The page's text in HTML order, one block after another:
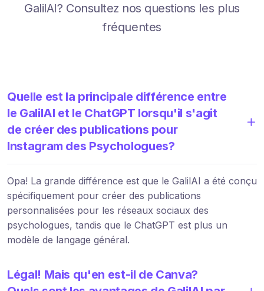
GalilAI? Consultez nos questions les plus
fréquentes
Quelle est la principale différence entre
le GalilAI et le ChatGPT lorsqu'il s'agit
de créer des publications pour
Instagram des Psychologues?
Opa! La grande différence est que le GalilAI a été conçu
spécifiquement pour créer des publications
personnalisées pour les réseaux sociaux des
psychologues, tandis que le ChatGPT est plus un
modèle de langage général.
Légal! Mais qu'en est-il de Canva?